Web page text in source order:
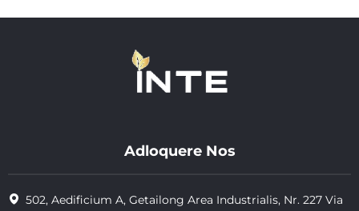
Adloquere Nos
502, Aedificium A, Getailong Area Industrialis, Nr. 227 Via